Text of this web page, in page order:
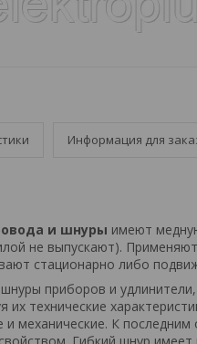
Информация для
и шнуры имеют
не выпускают).
стационарно либо
приборов и
технические
механические. К последним
Гибкий шнур